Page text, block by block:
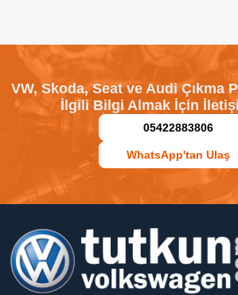
VW, Skoda, Seat ve Audi Çıkma
İlgili Bilgi Almak İçin
05422883806
WhatsApp'tan Ulaş